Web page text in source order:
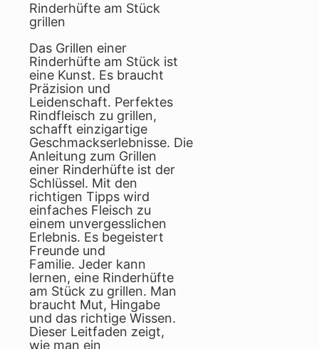
Rinderhüfte am Stück
grillen
Das Grillen einer
Rinderhüfte am Stück ist
eine Kunst. Es braucht
Präzision und
Leidenschaft. Perfektes
Rindfleisch zu grillen,
schafft einzigartige
Geschmackserlebnisse. Die
Anleitung zum Grillen
einer Rinderhüfte ist der
Schlüssel. Mit den
richtigen Tipps wird
einfaches Fleisch zu
einem unvergesslichen
Erlebnis. Es begeistert
Freunde und
Familie. Jeder kann
lernen, eine Rinderhüfte
am Stück zu grillen. Man
braucht Mut, Hingabe
und das richtige Wissen.
Dieser Leitfaden zeigt,
wie man ein